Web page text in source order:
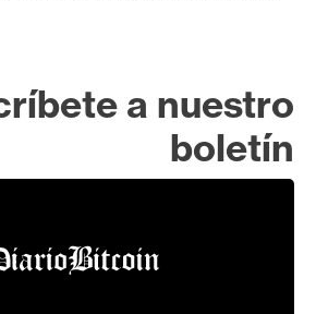
a nuestro
boletín